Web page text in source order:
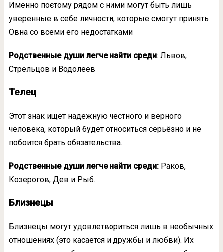
Именно поєтому рядом с ними могут быть лишь
уверенные в себе личности, которые смогут принять
Овна со всеми его недостатками
Родственные души легче найти среди: Львов,
Стрельцов и Водолеев
Телец
Этот знак ищет надежную честного и верного
человека, который будет относиться серьёзно и не
побоится брать обязательства.
Родственные души легче найти среди:Раков,
Козерогов, Дев и Рыб.
Близнецы
Близнецы могут удовлетвориться лишь в необычных
отношениях (это касается и дружбы и любви). Их